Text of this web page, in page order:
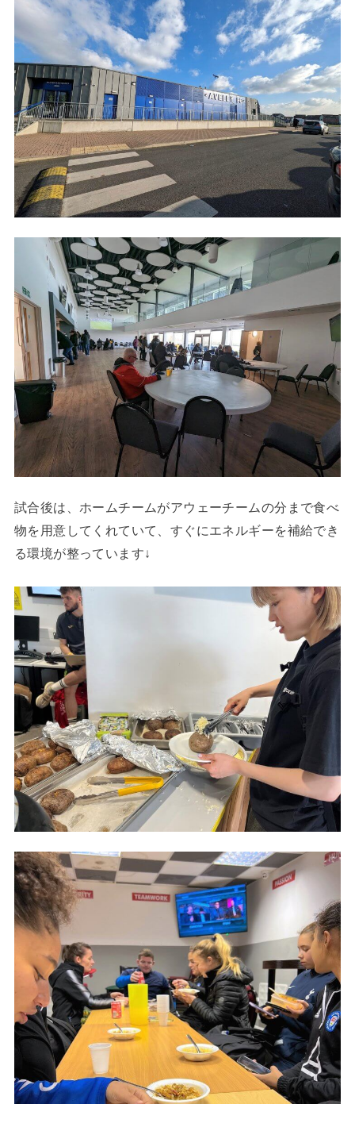
試合後は、ホームチームがアウェーチームの分まで食べ
物を用意してくれていて、すぐにエネルギーを補給でき
る環境が整っています↓